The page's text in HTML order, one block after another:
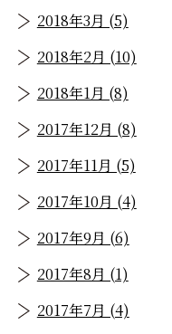
2018年3月 (5)
2018年2月 (10)
2018年1月 (8)
2017年12月 (8)
2017年11月 (5)
2017年10月 (4)
2017年9月 (6)
2017年8月 (1)
2017年7月 (4)